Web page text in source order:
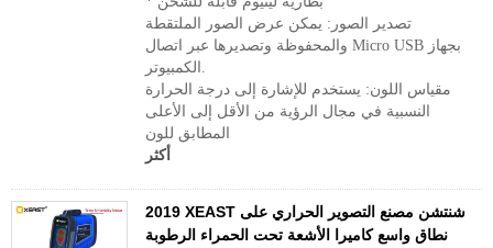
تصدير الصور: يمكن عرض الصور الملتقطة
والمحفوظة وتصديرها عبر اتصال Micro USB بجهاز
الكمبيوتر.
مقياس اللون: يستخدم للإشارة إلى درجة الحرارة
النسبية في مجال الرؤية من الأقل إلى الأعلى
المطابق للون
أكثر
2019 XEAST شنتشن مصنع التصوير الحراري على
نطاق واسع كاميرا الأشعة تحت الحمراء الرطوبة